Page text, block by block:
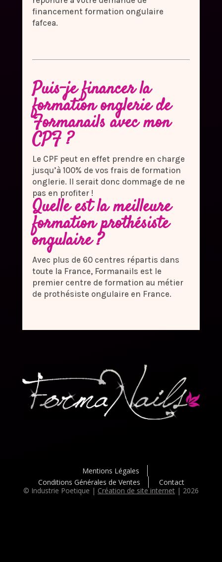
financement formation ongulaire
fafcea.
Puis-je financer la
formation onglerie de
Formanails avec mon
CPF ?
Le CPF peut en effet prendre en charge
jusqu’à 100% de vos frais de formation
onglerie. Il serait donc dommage de ne
pas en profiter !
Quelle est la meilleure
formation prothésiste
ongulaire ?
Avec plus de 60 centres répartis dans
toute la France, Formanails est le
premier centre de formation au métier
de prothésiste ongulaire en France.
Mentions Légales
Conditions Générales de Ventes
Contact
© Industrie Poetique | Création de site internet| 2026